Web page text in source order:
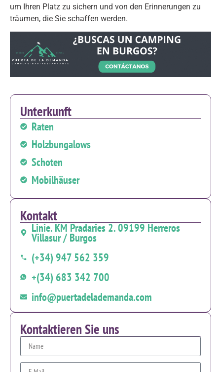
um Ihren Platz zu sichern und von den Erinnerungen zu
träumen, die Sie schaffen werden.
Unterkunft
Raten
Holzbungalows
Schoten
Mobilhäuser
Kontakt
Linie. KM Pradaries 2. 09199 Herreros
Villasur / Burgos
(+34) 947 562 359
+(34) 683 342 700
info@puertadelademanda.com
Kontaktieren Sie uns